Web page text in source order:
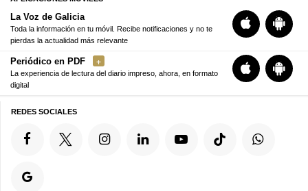
La Voz de Galicia
Toda la información en tu móvil. Recibe notificaciones y no te
pierdas la actualidad más relevante
Periódico en PDF
La experiencia de lectura del diario impreso, ahora, en formato
digital
REDES SOCIALES